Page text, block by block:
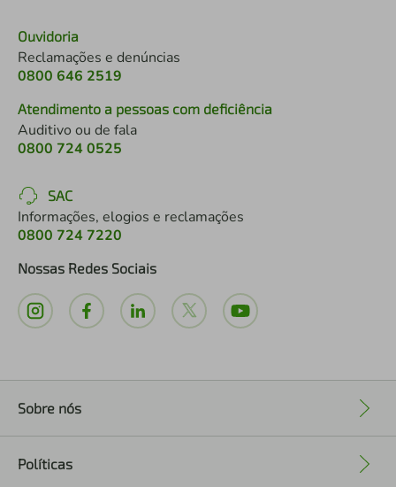
Ouvidoria
Reclamações e denúncias
0800 646 2519
Atendimento a pessoas com deficiência
Auditivo ou de fala
0800 724 0525
SAC
Informações, elogios e reclamações
0800 724 7220
Nossas Redes Sociais
Sobre nós
Políticas